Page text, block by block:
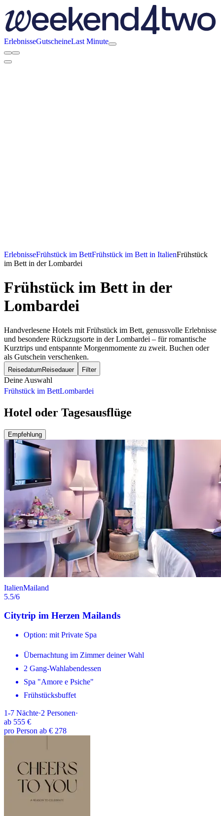
ErlebnisseGutscheineLast Minute
ErlebnisseFrühstück im BettFrühstück im Bett in ItalienFrühstück
im Bett in der Lombardei
Frühstück im Bett in der
Lombardei
Handverlesene Hotels mit Frühstück im Bett, genussvolle Erlebnisse
und besondere Rückzugsorte in der Lombardei – für romantische
Kurztrips und entspannte Morgenmomente zu zweit. Buchen oder
als Gutschein verschenken.
Reisedatum Reisedauer Filter
Deine Auswahl
Frühstück im BettLombardei
Hotel oder Tagesausflüge
Empfehlung
ItalienMailand
5.5/6
Citytrip im Herzen Mailands
Option: mit Private Spa
Übernachtung im Zimmer deiner Wahl
2 Gang-Wahlabendessen
Spa "Amore e Psiche"
Frühstücksbuffet
1-7 Nächte·2 Personen·
ab 555 €
pro Person ab € 278